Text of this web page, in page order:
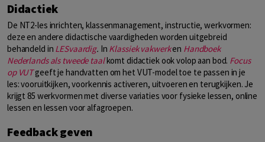
Didactiek
De NT2-les inrichten, klassenmanagement, instructie, werkvormen:
deze en andere didactische vaardigheden worden uitgebreid
behandeld in LESvaardig. In Klassiek vakwerken Handboek
Nederlands als tweede taalkomt didactiek ook volop aan bod. Focus
op VUTgeeft je handvatten om het VUT-model toe te passen in je
les: vooruitkijken, voorkennis activeren, uitvoeren en terugkijken. Je
krijgt 85 werkvormen met diverse variaties voor fysieke lessen, online
lessen en lessen voor alfagroepen.
Feedback geven